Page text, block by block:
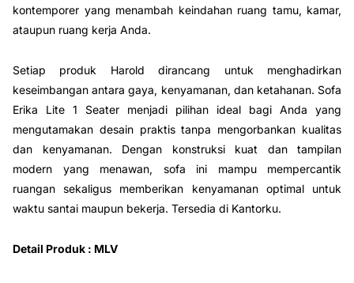
kontemporer yang menambah keindahan ruang tamu, kamar,
ataupun ruang kerja Anda.
Setiap produk Harold dirancang untuk menghadirkan
keseimbangan antara gaya, kenyamanan, dan ketahanan. Sofa
Erika Lite 1 Seater menjadi pilihan ideal bagi Anda yang
mengutamakan desain praktis tanpa mengorbankan kualitas
dan kenyamanan. Dengan konstruksi kuat dan tampilan
modern yang menawan, sofa ini mampu mempercantik
ruangan sekaligus memberikan kenyamanan optimal untuk
waktu santai maupun bekerja. Tersedia di Kantorku.
Detail Produk : MLV